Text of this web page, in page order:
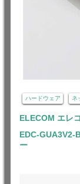
ハードウェア ネ
ELECOM エレ
EDC-GUA3V2-
ー